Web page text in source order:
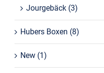
Jourgebäck (3)
Hubers Boxen (8)
New (1)